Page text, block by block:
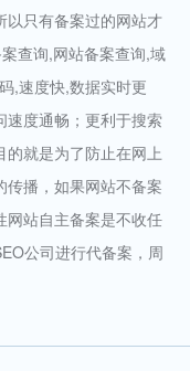
以只有备案过的网站才
查询,网站备案查询,域
,速度快,数据实时更
速度通畅；更利于搜索
的就是为了防止在网上
传播，如果网站不备案
网站自主备案是不收任
公司进行代备案，周